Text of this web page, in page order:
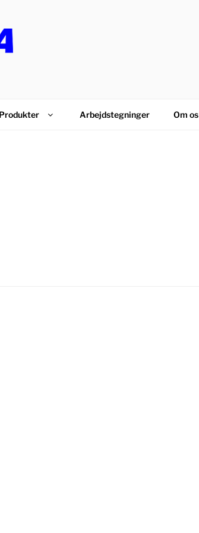
Produkter Arbejdstegninger Om os